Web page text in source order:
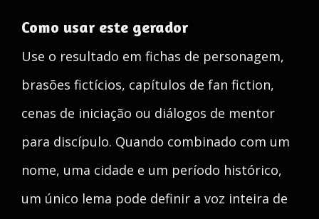
Como usar este gerador
Use o resultado em fichas de personagem,
brasões fictícios, capítulos de fan fiction,
cenas de iniciação ou diálogos de mentor
para discípulo. Quando combinado com um
nome, uma cidade e um período histórico,
um único lema pode definir a voz inteira de